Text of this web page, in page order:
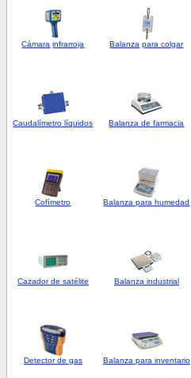
Cámara infrarroja Balanza para colgar
Caudalímetro líquidos Balanza de farmacia
Cofímetro Balanza para humedad
Cazador de satélite Balanza industrial
Detectorde gas Balanza para inventario